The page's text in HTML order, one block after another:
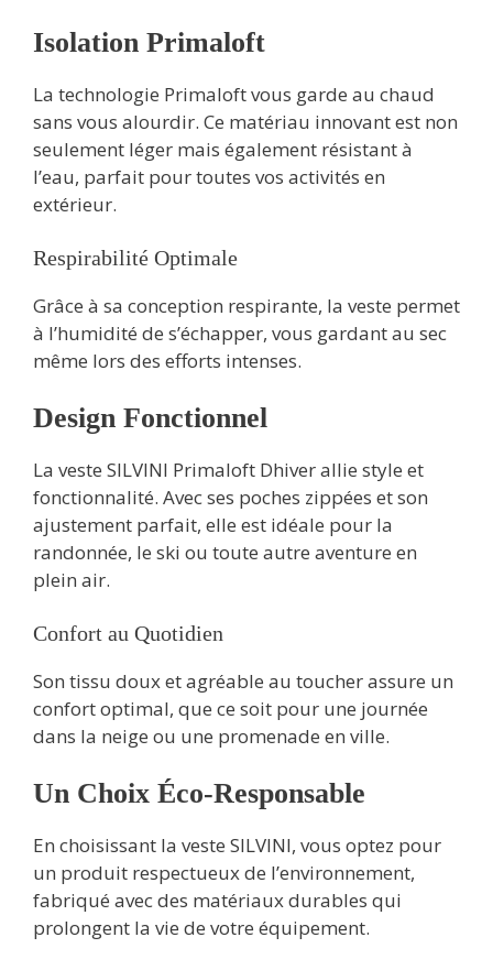
Isolation Primaloft
La technologie Primaloft vous garde au chaud
sans vous alourdir. Ce matériau innovant est non
seulement léger mais également résistant à
l’eau, parfait pour toutes vos activités en
extérieur.
Respirabilité Optimale
Grâce à sa conception respirante, la veste permet
à l’humidité de s’échapper, vous gardant au sec
même lors des efforts intenses.
Design Fonctionnel
La veste SILVINI Primaloft Dhiver allie style et
fonctionnalité. Avec ses poches zippées et son
ajustement parfait, elle est idéale pour la
randonnée, le ski ou toute autre aventure en
plein air.
Confort au Quotidien
Son tissu doux et agréable au toucher assure un
confort optimal, que ce soit pour une journée
dans la neige ou une promenade en ville.
Un Choix Éco-Responsable
En choisissant la veste SILVINI, vous optez pour
un produit respectueux de l’environnement,
fabriqué avec des matériaux durables qui
prolongent la vie de votre équipement.